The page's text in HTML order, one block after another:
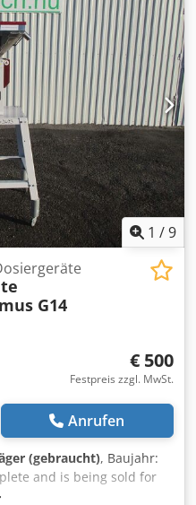
1 /9
G14
€ 500
Festpreis zzgl. MwSt.
Anrufen
(gebraucht), Baujahr:
and is being sold for